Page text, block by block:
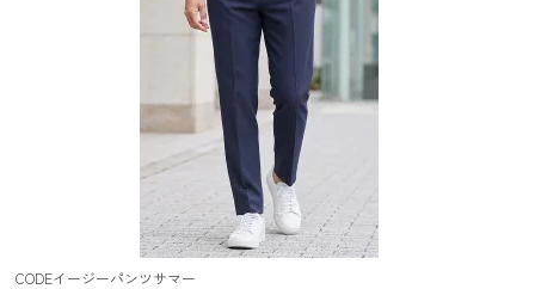
CODEイージーパンツサマー